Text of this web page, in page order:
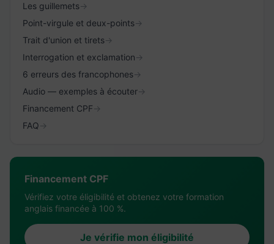
Les guillemets→
Point-virgule et deux-points→
Trait d'union et tirets→
Interrogation et exclamation→
6 erreurs des francophones→
Audio — exemples à écouter→
Financement CPF→
FAQ→
Financement CPF
Vérifiez votre éligibilité et obtenez votre formation
anglais financée à 100 %.
Je vérifie mon éligibilité